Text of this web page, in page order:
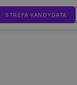
STREFA KANDYDATA